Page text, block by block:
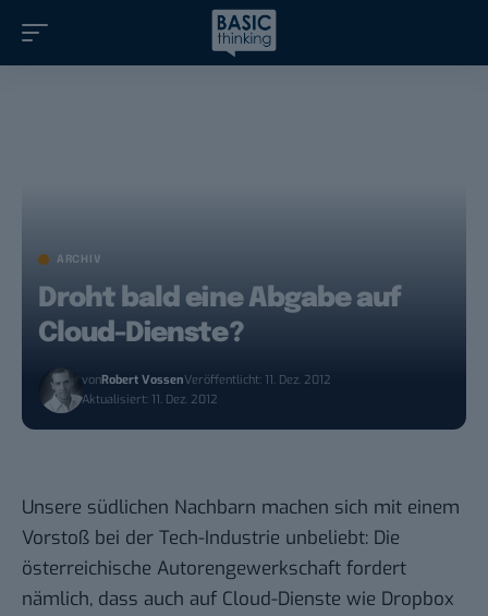
ARCHIV
Droht bald eine Abgabe auf
Cloud-Dienste?
vonRobert VossenVeröffentlicht: 11. Dez. 2012
Aktualisiert: 11. Dez. 2012
Unsere südlichen Nachbarn machen sich mit einem
Vorstoß bei der Tech-Industrie unbeliebt: Die
österreichische Autorengewerkschaft fordert
nämlich, dass auch auf Cloud-Dienste wie Dropbox